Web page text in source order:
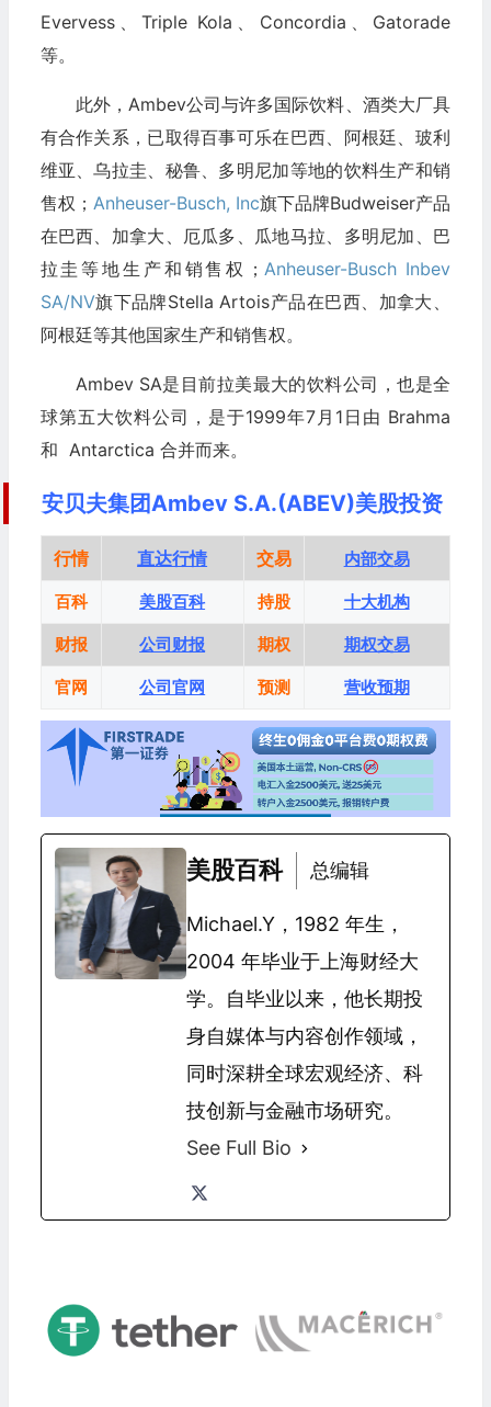
Evervess、Triple Kola、Concordia、Gatorade
等。
此外，Ambev公司与许多国际饮料、酒类大厂具
有合作关系，已取得百事可乐在巴西、阿根廷、玻利
维亚、乌拉圭、秘鲁、多明尼加等地的饮料生产和销
售权； Anheuser-Busch, Inc旗下品牌Budweiser产品
在巴西、加拿大、厄瓜多、瓜地马拉、多明尼加、巴
拉圭等地生产和销售权；Anheuser-Busch Inbev
SA/NV旗下品牌Stella Artois产品在巴西、加拿大、
阿根廷等其他国家生产和销售权。
Ambev SA是目前拉美最大的饮料公司，也是全
球第五大饮料公司，是于1999年7月1日由 Brahma
和 Antarctica 合并而来。
安贝夫集团Ambev S.A.(ABEV)美股投资
行情 直达行情 交易 内部交易
百科 美股百科 持股 十大机构
财报 公司财报 期权 期权交易
官网 公司官网 预测 营收预期
美股百科 总编辑
Michael.Y，1982 年生，
2004 年毕业于上海财经大
学。自毕业以来，他长期投
身自媒体与内容创作领域，
同时深耕全球宏观经济、科
技创新与金融市场研究。
See Full Bio